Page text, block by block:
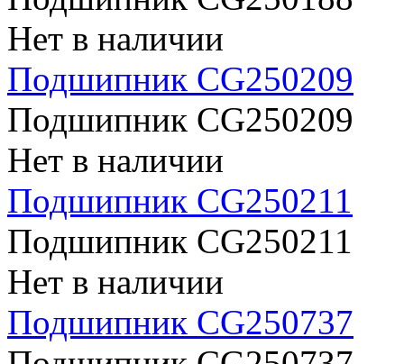
Нет в наличии
Подшипник CG250209
Подшипник CG250209
Нет в наличии
Подшипник CG250211
Подшипник CG250211
Нет в наличии
Подшипник CG250737